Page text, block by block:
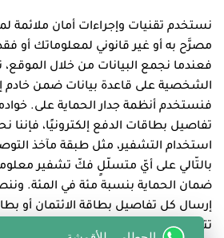
نستخدم تقنيات وإجراءات أمان ملائمة
مصرَّح به أو غير قانوني لمعلوماتك أو
فعندما نجمع البيانات من خلال
الشخصية على قاعدة بيانات ضمن خادم
فنستخدم أنظمة جدار الحماية على.
تفاصيل بطاقات الدفع إلكترونيًا، فإننا
استخدام التشفير، مثل طبقة مآخذ
بالتّالي على أيّ متسلّلٍ فكّ تشفير
ضمان الحماية بنسبة مئة في المئة.
إرسال كل تفاصيل بطاقة الائتمان أو
تتواصل معنا إلكترونيًا ومن دون